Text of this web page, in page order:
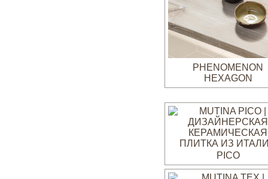
PHENOMENON
HEXAGON
PICO